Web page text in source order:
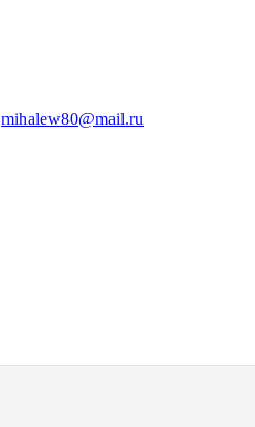
mihalew80@mail.ru